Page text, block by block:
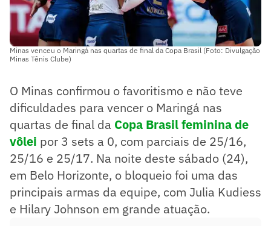
Minas venceu o Maringá nas quartas de final da Copa Brasil (Foto: Divulgação
Minas Tênis Clube)
O Minas confirmou o favoritismo e não teve
dificuldades para vencer o Maringá nas
quartas de final da Copa Brasil feminina de
vôlei por 3 sets a 0, com parciais de 25/16,
25/16 e 25/17. Na noite deste sábado (24),
em Belo Horizonte, o bloqueio foi uma das
principais armas da equipe, com Julia Kudiess
e Hilary Johnson em grande atuação.